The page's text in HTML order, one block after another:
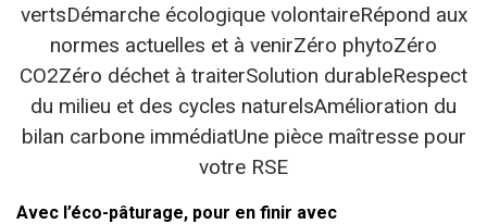
vertsDémarche écologique volontaireRépond aux
normes actuelles et à venirZéro phytoZéro
CO2Zéro déchet à traiterSolution durableRespect
du milieu et des cycles naturelsAmélioration du
bilan carbone immédiatUne pièce maîtresse pour
votre RSE
Avec l’éco-pâturage, pour en finir avec